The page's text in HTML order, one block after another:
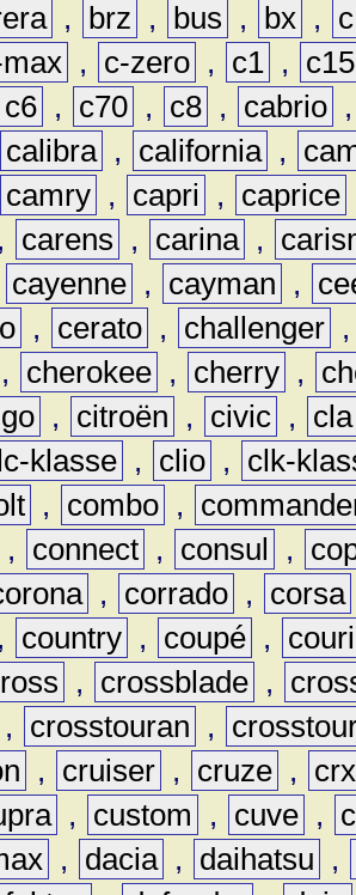
, brz , bus , bx ,
c
, c-zero , c1 ,
c15
c6 , c70 , c8 , cabrio
calibra , california ,
camry , capri , caprice
, carens , carina ,
cayenne , cayman ,
, cerato , challenger
, cherokee , cherry ,
, citroën , civic ,
cla
klasse , clio ,
clk-
, combo ,
, connect , consul ,
, corrado , corsa
, country , coupé ,
, crossblade ,
, crosstouran ,
, cruiser , cruze ,
crx
, custom , cuve ,
, dacia , daihatsu
,